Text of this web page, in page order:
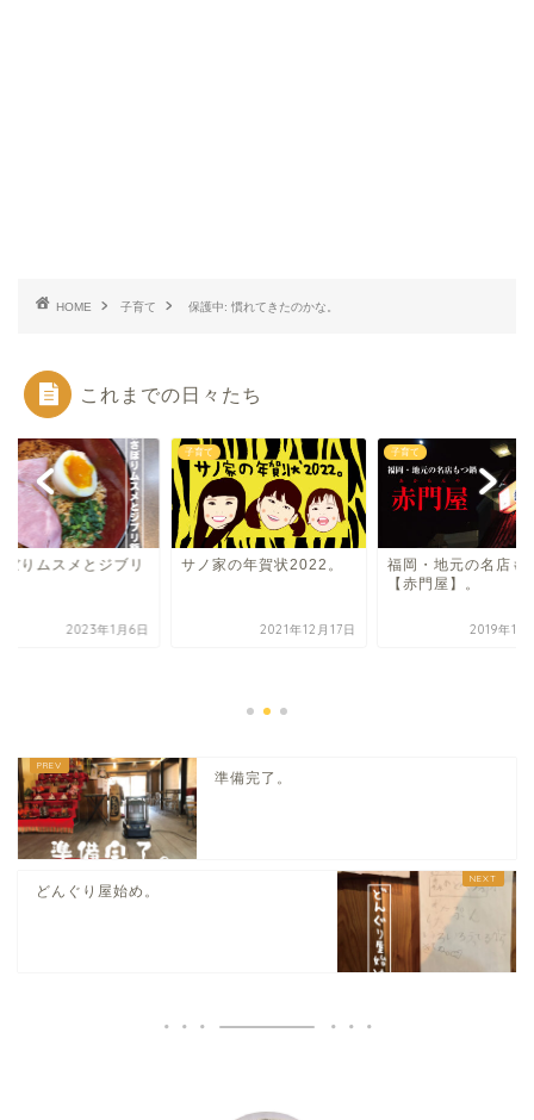
HOME 子育て 保護中: 慣れてきたのかな。
これまでの日々たち
ぼりムスメとジブリ
2023年1月6日
子育て
サノ家の年賀状2022。
2021年12月17日
子育て
福岡・地元の名店も
【赤門屋】。
2019年11
準備完了。
どんぐり屋始め。